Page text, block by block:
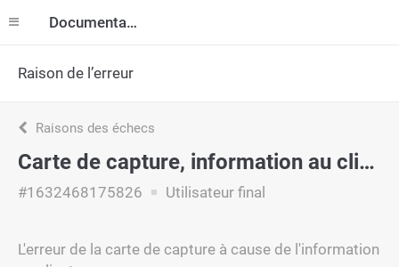
Documentation
Raison de l’erreur
Raisons des échecs
Carte de capture, information au client
#1632468175826 Utilisateur final
L'erreur de la carte de capture à cause de l'information